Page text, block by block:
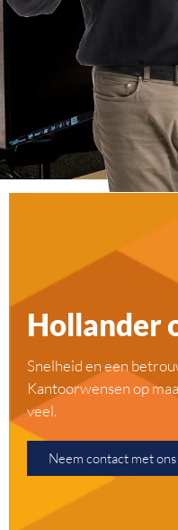
Hollander
Snelheid en een
Kantoorwensen op
veel.
Neem contact met